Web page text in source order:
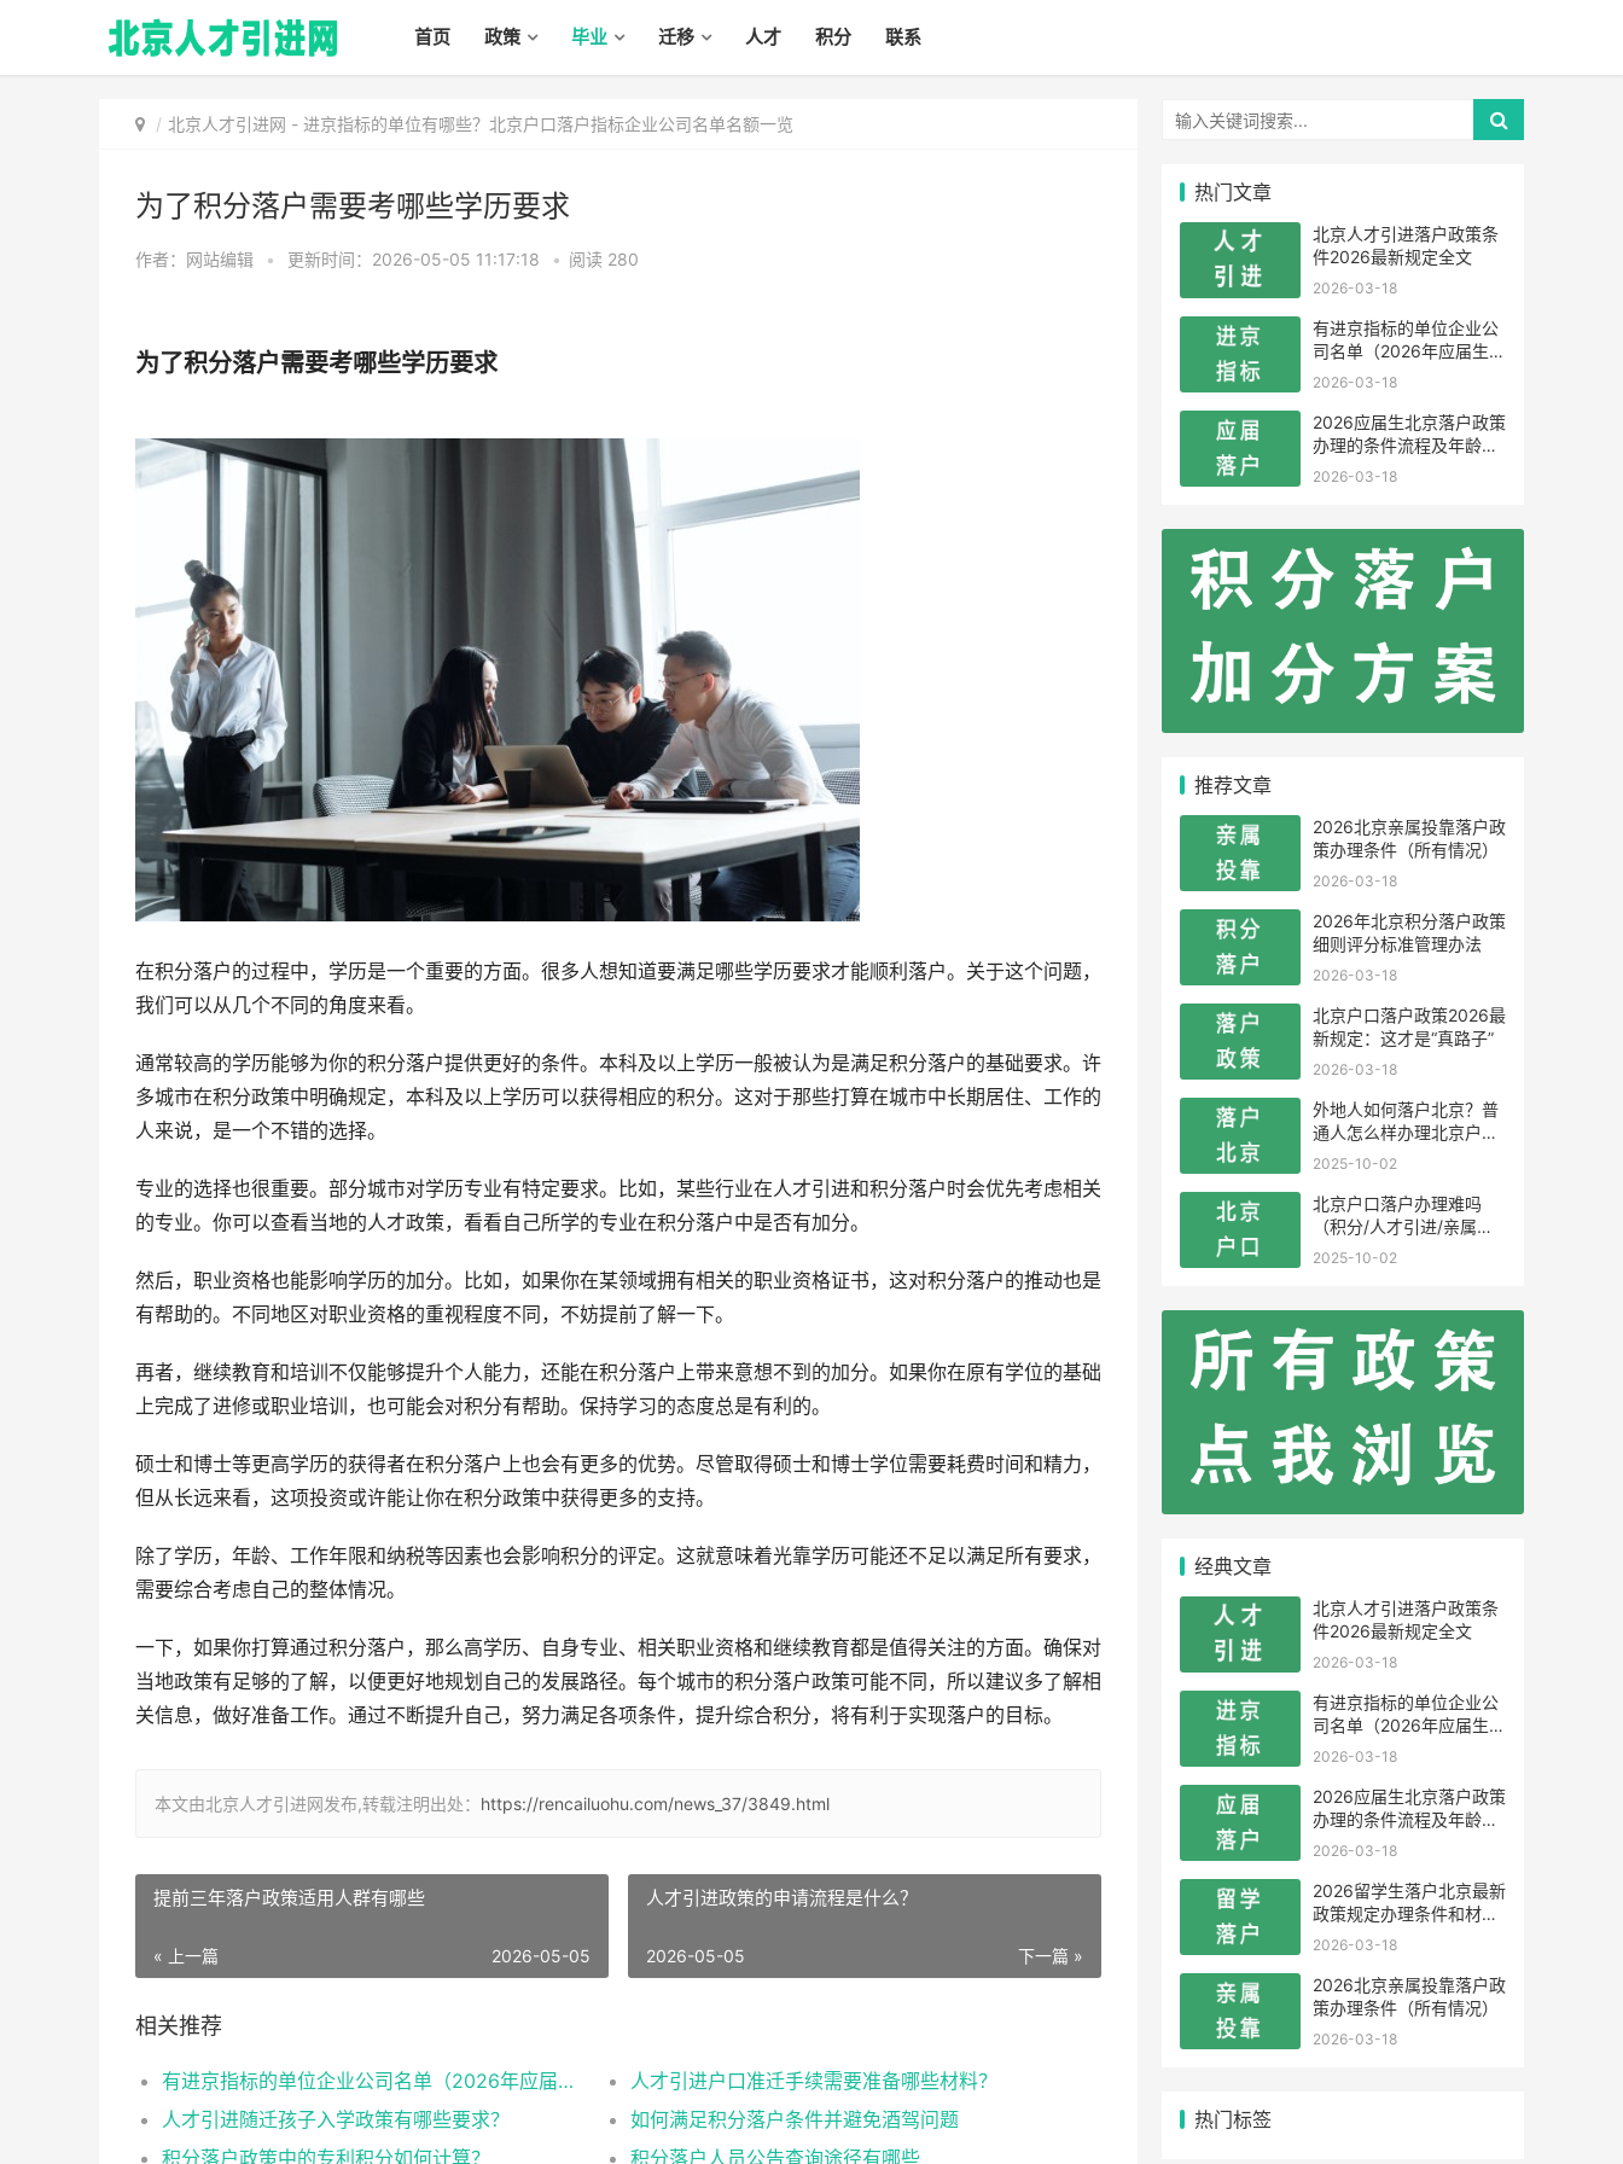
首页 政策 毕业 迁移 人才 积分 联系
北京人才引进网 - 进京指标的单位有哪些？北京户口落户指标企业公司名单名额一览
为了积分落户需要考哪些学历要求
作者：网站编辑 • 更新时间：2026-05-05 11:17:18 • 阅读 280
为了积分落户需要考哪些学历要求
在积分落户的过程中，学历是一个重要的方面。很多人想知道要满足哪些学历要求才能顺利落户。关于这个问题，
我们可以从几个不同的角度来看。
通常较高的学历能够为你的积分落户提供更好的条件。本科及以上学历一般被认为是满足积分落户的基础要求。许
多城市在积分政策中明确规定，本科及以上学历可以获得相应的积分。这对于那些打算在城市中长期居住、工作的
人来说，是一个不错的选择。
专业的选择也很重要。部分城市对学历专业有特定要求。比如，某些行业在人才引进和积分落户时会优先考虑相关
的专业。你可以查看当地的人才政策，看看自己所学的专业在积分落户中是否有加分。
然后，职业资格也能影响学历的加分。比如，如果你在某领域拥有相关的职业资格证书，这对积分落户的推动也是
有帮助的。不同地区对职业资格的重视程度不同，不妨提前了解一下。
再者，继续教育和培训不仅能够提升个人能力，还能在积分落户上带来意想不到的加分。如果你在原有学位的基础
上完成了进修或职业培训，也可能会对积分有帮助。保持学习的态度总是有利的。
硕士和博士等更高学历的获得者在积分落户上也会有更多的优势。尽管取得硕士和博士学位需要耗费时间和精力，
但从长远来看，这项投资或许能让你在积分政策中获得更多的支持。
除了学历，年龄、工作年限和纳税等因素也会影响积分的评定。这就意味着光靠学历可能还不足以满足所有要求，
需要综合考虑自己的整体情况。
一下，如果你打算通过积分落户，那么高学历、自身专业、相关职业资格和继续教育都是值得关注的方面。确保对
当地政策有足够的了解，以便更好地规划自己的发展路径。每个城市的积分落户政策可能不同，所以建议多了解相
关信息，做好准备工作。通过不断提升自己，努力满足各项条件，提升综合积分，将有利于实现落户的目标。
本文由北京人才引进网发布,转载注明出处： https://rencailuohu.com/news_37/3849.html
提前三年落户政策适用人群有哪些
« 上一篇 2026-05-05
人才引进政策的申请流程是什么？
下一篇 »
2026-05-05
相关推荐
有进京指标的单位企业公司名单（2026年应届生留学生）
人才引进户口准迁手续需要准备哪些材料？
人才引进随迁孩子入学政策有哪些要求？
如何满足积分落户条件并避免酒驾问题
积分落户政策中的专利积分如何计算？
积分落户人员公告查询途径有哪些
热门文章
北京人才引进落户政策条
件2026最新规定全文
2026-03-18
有进京指标的单位企业公
司名单（2026年应届生留
学生）
2026-03-18
2026应届生北京落户政策
办理的条件流程及年龄限
制
2026-03-18
推荐文章
2026北京亲属投靠落户政
策办理条件（所有情况）
2026-03-18
2026年北京积分落户政策
细则评分标准管理办法
2026-03-18
北京户口落户政策2026最
新规定：这才是“真路子”
2026-03-18
外地人如何落户北京？普
通人怎么样办理北京户
口？
2025-10-02
北京户口落户办理难吗
（积分/人才引进/亲属投
靠）
2025-10-02
经典文章
北京人才引进落户政策条
件2026最新规定全文
2026-03-18
有进京指标的单位企业公
司名单（2026年应届生留
学生）
2026-03-18
2026应届生北京落户政策
办理的条件流程及年龄限
制
2026-03-18
2026留学生落户北京最新
政策规定办理条件和材料
及流程
2026-03-18
2026北京亲属投靠落户政
策办理条件（所有情况）
2026-03-18
热门标签